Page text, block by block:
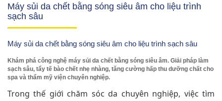
Máy sủi da chết bằng sóng siêu âm cho liệu trình
sạch sâu
Máy sủi da chết bằng sóng siêu âm cho liệu trình sạch sâu
Khám phá công nghệ máy sủi da chết bằng sóng siêu âm. Giải pháp làm
sạch sâu, tẩy tế bào chết nhẹ nhàng, tăng cường hấp thu dưỡng chất cho
spa và thẩm mỹ viện chuyên nghiệp.
Trong thế giới chăm sóc da chuyên nghiệp, việc tìm